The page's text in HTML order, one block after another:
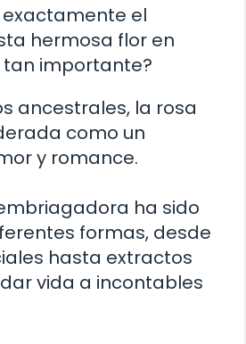
exactamente el
hermosa flor en
importante?
ancestrales, la rosa
como un
y romance.
ha sido
formas, desde
hasta extractos
vida a incontables